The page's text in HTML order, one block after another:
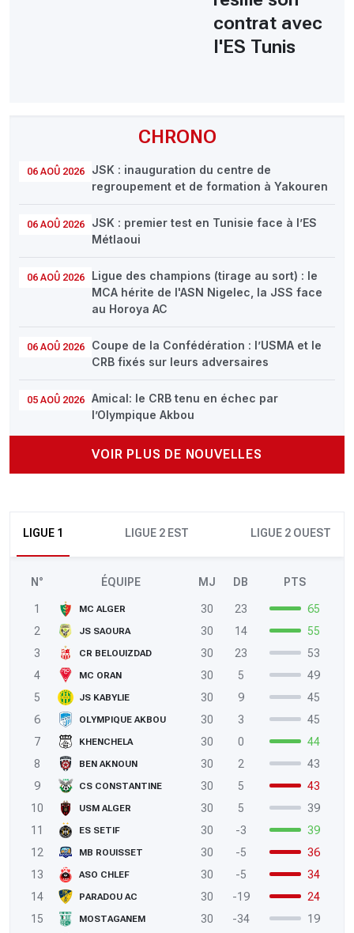
CHRONO
06 AOÛ 2026
JSK : inauguration du centre de
regroupement et de formation à Yakouren
06 AOÛ 2026
JSK : premier test en Tunisie face à l’ES
Métlaoui
06 AOÛ 2026
Ligue des champions (tirage au sort) : le
MCA hérite de l'ASN Nigelec, la JSS face
au Horoya AC
06 AOÛ 2026
Coupe de la Confédération : l’USMA et le
CRB fixés sur leurs adversaires
05 AOÛ 2026
Amical: le CRB tenu en échec par
l’Olympique Akbou
VOIR PLUS DE NOUVELLES
LIGUE 1 LIGUE 2 EST LIGUE 2 OUEST
N° ÉQUIPE MJ DB PTS
1 MC ALGER 30 23
65
2
JS SAOURA 30 14
55
3
CR BELOUIZDAD 30 23
53
4
MC ORAN 30 5
49
5
JS KABYLIE 30 9
45
6
OLYMPIQUE AKBOU 30 3
45
7
KHENCHELA 30 0
44
8
BEN AKNOUN 30 2
43
9
CS CONSTANTINE 30 5
43
10
USM ALGER 30 5
39
11
ES SETIF 30 -3
39
12
MB ROUISSET 30 -5
36
13
ASO CHLEF 30 -5
34
14
PARADOU AC 30 -19
24
15
MOSTAGANEM 30 -34
19
contrat avec
l'ES Tunis